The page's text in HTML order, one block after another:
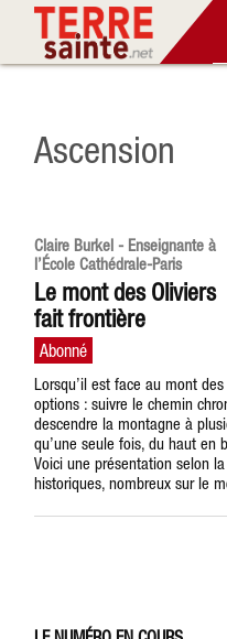
Ascension
Claire Burkel - Enseignante à
l’École Cathédrale-Paris
Le mont des Oliviers
fait frontière
Lorsqu’il est face au mont
options : suivre le chemin
descendre la montagne à
qu’une seule fois, du haut en
Voici une présentation selon
historiques, nombreux sur le